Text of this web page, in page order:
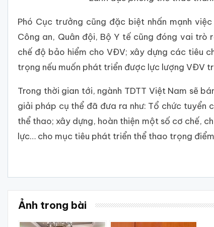
Phó Cục trưởng cũng đặc biệt nhấn mạnh
Công an, Quân đội, Bộ Y tế cũng đóng vai trò
chế độ bảo hiểm cho VĐV; xây dựng các tiêu
trọng nếu muốn phát triển được lực lượng VĐV
Trong thời gian tới, ngành TDTT Việt Nam sẽ
giải pháp cụ thể đã đưa ra như: Tổ chức tuyển
thể thao; xây dựng, hoàn thiện một số cơ chế,
lực… cho mục tiêu phát triển thể thao trọng
Ảnh trong bài